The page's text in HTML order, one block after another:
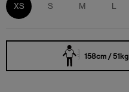
XS S M L
158cm / 51kg